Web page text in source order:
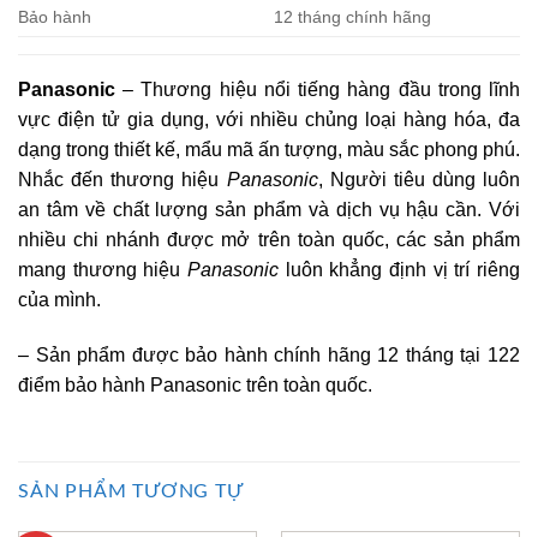
Bảo hành 12 tháng chính hãng
Panasonic – Thương hiệu nổi tiếng hàng đầu trong lĩnh
vực điện tử gia dụng, với nhiều chủng loại hàng hóa, đa
dạng trong thiết kế, mẩu mã ấn tượng, màu sắc phong phú.
Nhắc đến thương hiệu Panasonic, Người tiêu dùng luôn
an tâm về chất lượng sản phẩm và dịch vụ hậu cần. Với
nhiều chi nhánh được mở trên toàn quốc, các sản phẩm
mang thương hiệu Panasonic luôn khẳng định vị trí riêng
của mình.
– Sản phẩm được bảo hành chính hãng 12 tháng tại 122
điểm bảo hành Panasonic trên toàn quốc.
SẢN PHẨM TƯƠNG TỰ